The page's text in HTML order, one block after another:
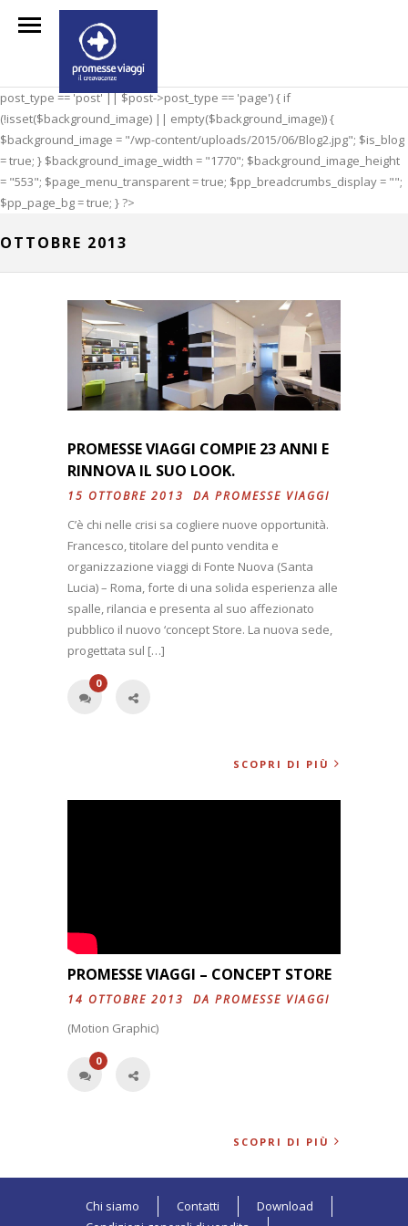
post_type == 'post' || $post->post_type == 'page') { if
(!isset($background_image) || empty($background_image)) {
$background_image = "/wp-content/uploads/2015/06/Blog2.jpg"; $is_blog
= true; } $background_image_width = "1770"; $background_image_height
= "553"; $page_menu_transparent = true; $pp_breadcrumbs_display = "";
$pp_page_bg = true; } ?>
OTTOBRE 2013
PROMESSE VIAGGI COMPIE 23 ANNI E
RINNOVA IL SUO LOOK.
15 OTTOBRE 2013 DA PROMESSE VIAGGI
C’è chi nelle crisi sa cogliere nuove opportunità.
Francesco, titolare del punto vendita e
organizzazione viaggi di Fonte Nuova (Santa
Lucia) – Roma, forte di una solida esperienza alle
spalle, rilancia e presenta al suo affezionato
pubblico il nuovo ‘concept Store. La nuova sede,
progettata sul […]
0
SCOPRI DI PIÙ
PROMESSE VIAGGI – CONCEPT STORE
14 OTTOBRE 2013 DA PROMESSE VIAGGI
(Motion Graphic)
0
SCOPRI DI PIÙ
Chi siamo Contatti
Download